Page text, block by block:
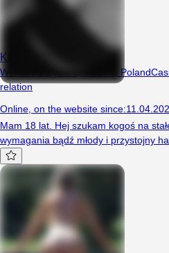
Kinga050
Woman, 21 years, Siedlce, Poland
relation
Online, on the website since:
Mam 18 lat. Hej szukam kogoś na
wymagania bądź młody i przystojny